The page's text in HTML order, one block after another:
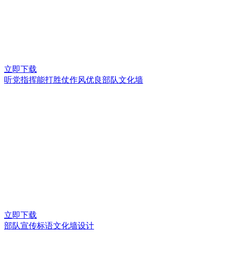
立即下载
听党指挥能打胜仗作风优良部队文化墙
立即下载
部队宣传标语文化墙设计